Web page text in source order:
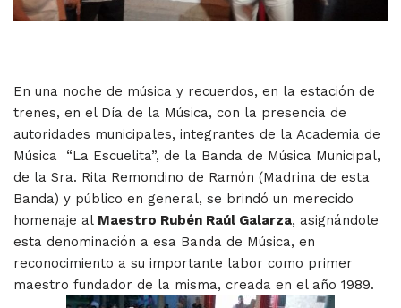
En una noche de música y recuerdos, en la estación de
trenes, en el Día de la Música, con la presencia de
autoridades municipales, integrantes de la Academia de
Música “La Escuelita”, de la Banda de Música Municipal,
de la Sra. Rita Remondino de Ramón (Madrina de esta
Banda) y público en general, se brindó un merecido
homenaje al Maestro Rubén Raúl Galarza, asignándole
esta denominación a esa Banda de Música, en
reconocimiento a su importante labor como primer
maestro fundador de la misma, creada en el año 1989.